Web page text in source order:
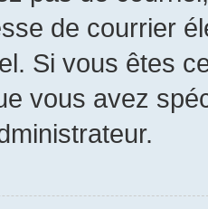
de courrier
Si vous êtes
vous avez